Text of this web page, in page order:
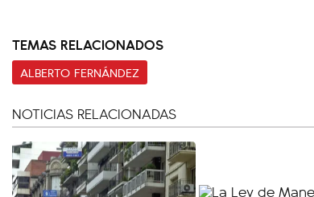
TEMAS RELACIONADOS
ALBERTO FERNÁNDEZ
NOTICIAS RELACIONADAS